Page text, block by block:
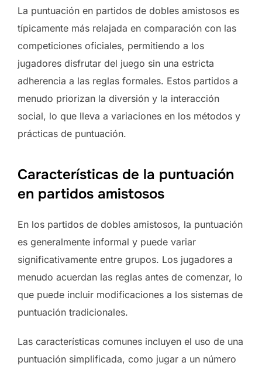
La puntuación en partidos de dobles amistosos es
típicamente más relajada en comparación con las
competiciones oficiales, permitiendo a los
jugadores disfrutar del juego sin una estricta
adherencia a las reglas formales. Estos partidos a
menudo priorizan la diversión y la interacción
social, lo que lleva a variaciones en los métodos y
prácticas de puntuación.
Características de la puntuación
en partidos amistosos
En los partidos de dobles amistosos, la puntuación
es generalmente informal y puede variar
significativamente entre grupos. Los jugadores a
menudo acuerdan las reglas antes de comenzar, lo
que puede incluir modificaciones a los sistemas de
puntuación tradicionales.
Las características comunes incluyen el uso de una
puntuación simplificada, como jugar a un número